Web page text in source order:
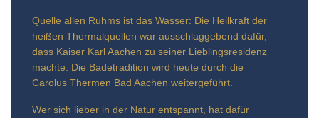
Quelle allen Ruhms ist das Wasser: Die Heilkraft der
heißen Thermalquellen war ausschlaggebend dafür,
dass Kaiser Karl Aachen zu seiner Lieblingsresidenz
machte. Die Badetradition wird heute durch die
Carolus Thermen Bad Aachen weitergeführt.
Wer sich lieber in der Natur entspannt, hat dafür